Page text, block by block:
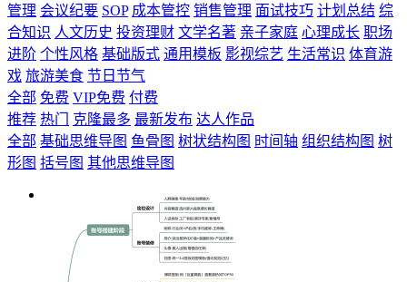
管理 会议纪要 SOP 成本管控 销售管理 面试技巧 计划总结 综
合知识 人文历史 投资理财 文学名著 亲子家庭 心理成长 职场
进阶 个性风格 基础版式 通用模板 影视综艺 生活常识 体育游
戏 旅游美食 节日节气
全部 免费 VIP免费 付费
推荐 热门 克隆最多 最新发布 达人作品
全部 基础思维导图 鱼骨图 树状结构图 时间轴 组织结构图 树
形图 括号图 其他思维导图